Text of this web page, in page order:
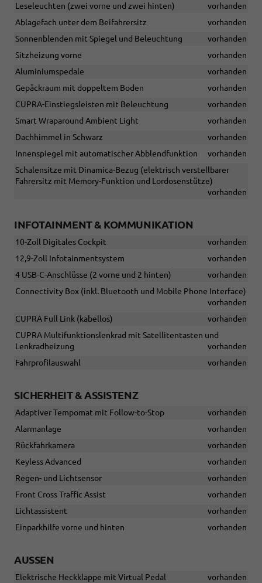
Leseleuchten (zwei vorne und zwei hinten)
vorhanden
Ablagefach unter dem Beifahrersitz
vorhanden
Sonnenblenden mit Spiegel und Beleuchtung
vorhanden
Sitzheizung vorne
vorhanden
Aluminiumspedale
vorhanden
Gepäckraum mit doppeltem Boden
vorhanden
CUPRA-Einstiegsleisten mit Beleuchtung
vorhanden
Smart Wraparound Ambient Light
vorhanden
Dachhimmel in Schwarz
vorhanden
Innenspiegel mit automatischer Abblendfunktion
vorhanden
Schalensitze mit Dinamica-Bezug (elektrisch verstellbarer
Fahrersitz mit Memory-Funktion und Lordosenstütze)
vorhanden
INFOTAINMENT & KOMMUNIKATION
10-Zoll Digitales Cockpit
vorhanden
12,9-Zoll Infotainmentsystem
vorhanden
4 USB-C-Anschlüsse (2 vorne und 2 hinten)
vorhanden
Connectivity Box (inkl. Bluetooth und Mobile Phone Interface)
vorhanden
CUPRA Full Link (kabellos)
vorhanden
CUPRA Multifunktionslenkrad mit Satellitentasten und
Lenkradheizung
vorhanden
Fahrprofilauswahl
vorhanden
SICHERHEIT & ASSISTENZ
Adaptiver Tempomat mit Follow-to-Stop
vorhanden
Alarmanlage
vorhanden
Rückfahrkamera
vorhanden
Keyless Advanced
vorhanden
Regen- und Lichtsensor
vorhanden
Front Cross Traffic Assist
vorhanden
Lichtassistent
vorhanden
Einparkhilfe vorne und hinten
vorhanden
AUSSEN
Elektrische Heckklappe mit Virtual Pedal
vorhanden